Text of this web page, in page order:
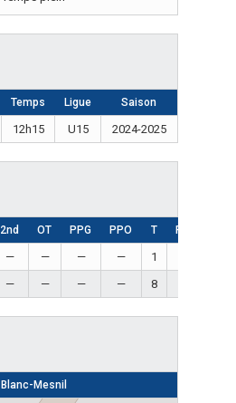
Temps Ligue Saison
12h15 U15 2024-2025
2nd OT PPG PPO T Résultat
— — — — 1
— — — — 8
Blanc-Mesnil